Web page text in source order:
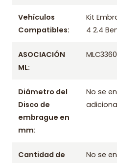
OEM / Códigos
Información técnica
Información de
Entrega el mismo día en
compras antes de las 10:30 de
Incluye
Vehículos
Compatibles:
Kit
4 2.4
ASOCIACIÓN
ML:
Diámetro del
Disco de
embrague en
mm:
No se
Cantidad de
No se